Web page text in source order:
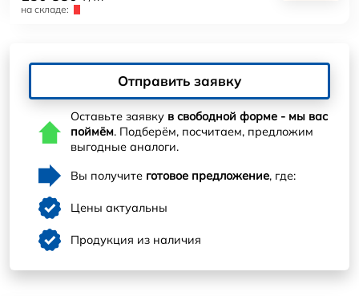
на складе:
Отправить заявку
Оставьте заявку в свободной форме - мы вас
поймём. Подберём, посчитаем, предложим
выгодные аналоги.
Вы получите готовое предложение, где:
Цены актуальны
Продукция из наличия